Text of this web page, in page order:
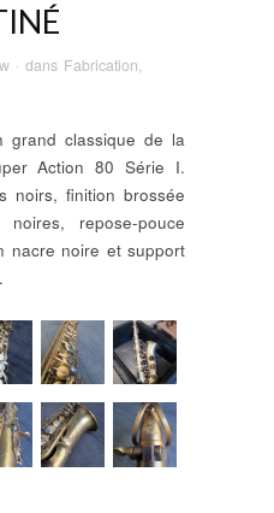
· dans Fabrication,
grand classique de la
Action 80 Série I.
noirs, finition brossée
repose-pouce
nacre noire et support